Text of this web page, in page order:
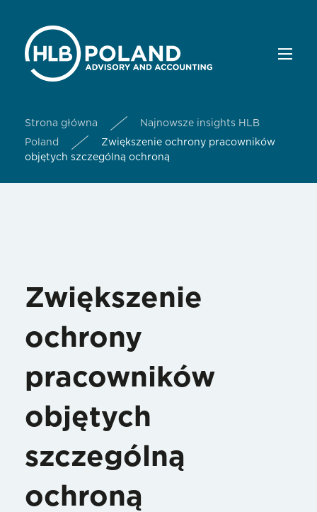
Strona główna
Najnowsze insights HLB
Poland
Zwiększenie ochrony pracowników
objętych szczególną ochroną
Zwiększenie
ochrony
pracowników
objętych
szczególną
ochroną